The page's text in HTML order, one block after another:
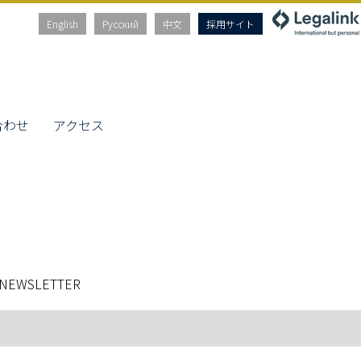
English Русский 中文 採用サイト
せ アクセス